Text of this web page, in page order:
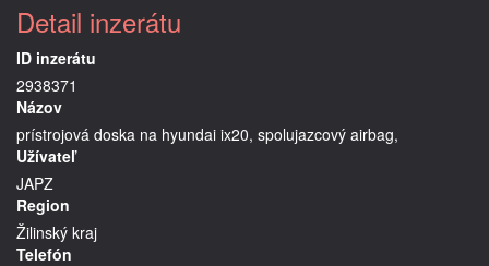
Detail inzerátu
ID inzerátu
2938371
Názov
prístrojová doska na hyundai ix20, spolujazcový airbag,
Užívateľ
JAPZ
Region
Žilinský kraj
Telefón